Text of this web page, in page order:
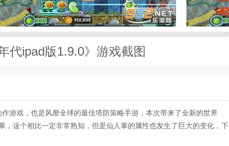
代ipad版1.9.0》游戏截图
游戏，也是风靡全球的最佳塔防策略手游，本次带来了全新的世界
这个相比一定非常熟知，但是仙人掌的属性也发生了巨大的变化，下